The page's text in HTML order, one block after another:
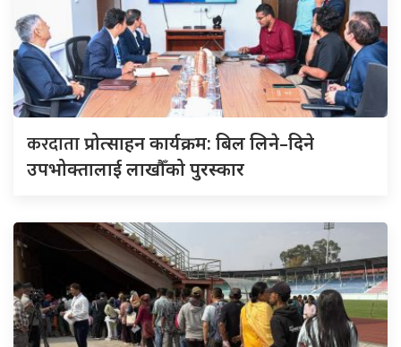
करदाताप्रोत्साहन कार्यक्रम: बिल लिने–दिने
उपभोक्तालाई लाखौँको पुरस्कार